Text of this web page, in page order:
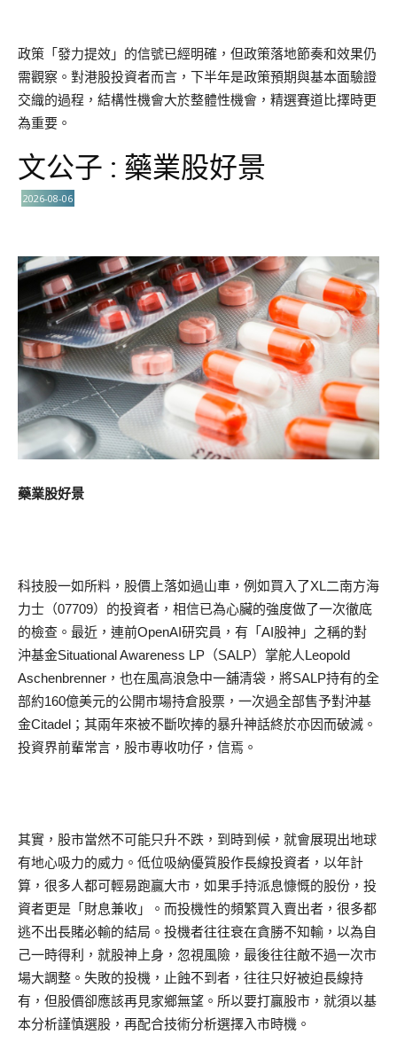
政策「發力提效」的信號已經明確，但政策落地節奏和效果仍
需觀察。對港股投資者而言，下半年是政策預期與基本面驗證
交織的過程，結構性機會大於整體性機會，精選賽道比擇時更
為重要。
文公子 : 藥業股好景
2026-08-06
藥業股好景
科技股一如所料，股價上落如過山車，例如買入了XL二南方海
力士（07709）的投資者，相信已為心臟的強度做了一次徹底
的檢查。最近，連前OpenAI研究員，有「AI股神」之稱的對
沖基金Situational Awareness LP（SALP）掌舵人Leopold
Aschenbrenner，也在風高浪急中一舖清袋，將SALP持有的全
部約160億美元的公開市場持倉股票，一次過全部售予對沖基
金Citadel；其兩年來被不斷吹捧的暴升神話終於亦因而破滅。
投資界前輩常言，股市專收叻仔，信焉。
其實，股市當然不可能只升不跌，到時到候，就會展現出地球
有地心吸力的威力。低位吸納優質股作長線投資者，以年計
算，很多人都可輕易跑贏大市，如果手持派息慷慨的股份，投
資者更是「財息兼收」。而投機性的頻繁買入賣出者，很多都
逃不出長賭必輸的結局。投機者往往衰在貪勝不知輸，以為自
己一時得利，就股神上身，忽視風險，最後往往敵不過一次市
場大調整。失敗的投機，止蝕不到者，往往只好被迫長線持
有，但股價卻應該再見家鄉無望。所以要打贏股市，就須以基
本分析謹慎選股，再配合技術分析選擇入市時機。